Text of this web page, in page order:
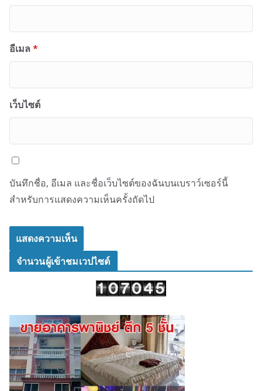
อีเมล *
เว็บไซต์
บันทึกชื่อ, อีเมล และชื่อเว็บไซต์ของฉันบนเบราว์เซอร์นี้
สำหรับการแสดงความเห็นครั้งถัดไป
จำนวนผู้เข้าชมเวปไซต์